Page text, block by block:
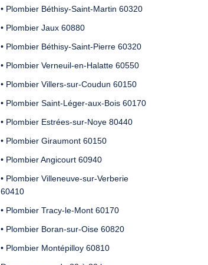
• Plombier Béthisy-Saint-Martin 60320
• Plombier Jaux 60880
• Plombier Béthisy-Saint-Pierre 60320
• Plombier Verneuil-en-Halatte 60550
• Plombier Villers-sur-Coudun 60150
• Plombier Saint-Léger-aux-Bois 60170
• Plombier Estrées-sur-Noye 80440
• Plombier Giraumont 60150
• Plombier Angicourt 60940
• Plombier Villeneuve-sur-Verberie
60410
• Plombier Tracy-le-Mont 60170
• Plombier Boran-sur-Oise 60820
• Plombier Montépilloy 60810